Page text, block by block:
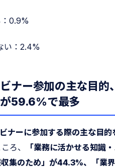
：0.9%
い：2.4%
ナー参加の主な目的
59.6%で最多
ナーに参加する際の主な目的
ろ、
「業務に活かせる知識
集のため」が44.3%、「業